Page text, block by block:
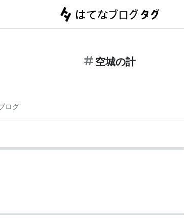
空城の計
ログ